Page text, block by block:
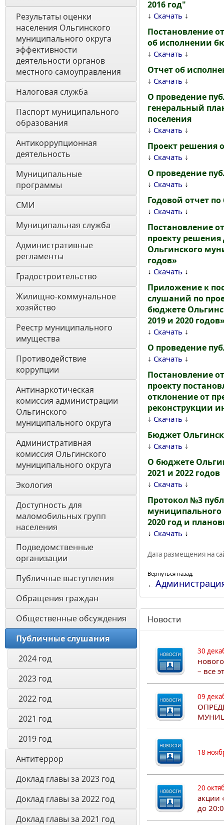
Результаты оценки
населения Ольгинского
муниципального округа
эффективности
деятельности органов
местного самоуправления
Налоговая служба
Паспорт муниципального
образования
Антикоррупционная
деятельность
Муниципальные
программы
СМИ
Муниципальная служба
Административные
регламенты
Градостроительство
Жилищно-коммунальное
хозяйство
Реестр муниципального
имущества
Противодействие
коррупции
Антинаркотическая
комиссия администрации
Ольгинского
муниципального округа
Административная
комиссия Ольгинского
муниципального округа
Экология
Доступность для
маломобильных групп
населения
Подведомственные
организации
Публичные выступления
Обращения граждан
Общественные обсуждения
Публичные слушания
2024 год
2023 год
2022 год
2021 год
2019 год
Антитеррор
Доклад главы за 2023 год
Доклад главы за 2022 год
Доклад главы за 2021 год
2016 год"
↓ Скачать ↓
Постановление
об исполнении
↓ Скачать ↓
Отчет об
↓ Скачать ↓
О проведение
генеральный
поселения
↓ Скачать ↓
Проект решения
↓ Скачать ↓
О проведение
↓ Скачать ↓
Годовой отчет
↓ Скачать ↓
Постановление
проекту
Ольгинского
годов»
↓ Скачать ↓
Приложение к
слушаний по
бюджете
2019 и 2020
↓ Скачать ↓
О проведение
↓ Скачать ↓
Постановление
проекту
отклонение от
реконструкции
↓ Скачать ↓
Бюджет
↓ Скачать ↓
О бюджете
2021 и 2022 годов
↓ Скачать ↓
Протокол №3
2020 год и
↓ Скачать ↓
Дата размещения на
Вернуться назад:
←
Новости
30
– все
09
18
20
акции
до